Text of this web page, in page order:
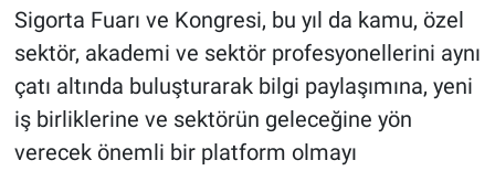
Sigorta Fuarı ve Kongresi, bu yıl da kamu, özel
sektör, akademi ve sektör profesyonellerini aynı
çatı altında buluşturarak bilgi paylaşımına, yeni
iş birliklerine ve sektörün geleceğine yön
verecek önemli bir platform olmayı